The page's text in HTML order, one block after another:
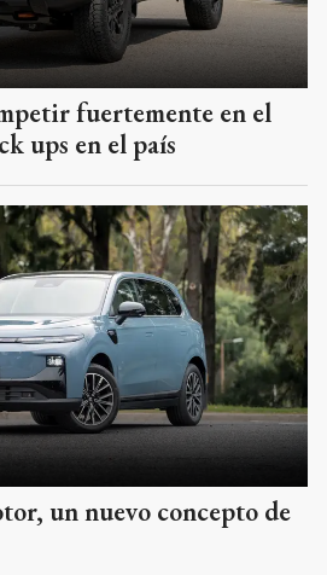
fuertemente en el
ups en el país
un nuevo concepto de